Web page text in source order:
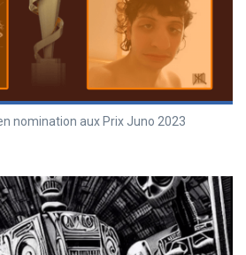
nomination aux Prix Juno 2023